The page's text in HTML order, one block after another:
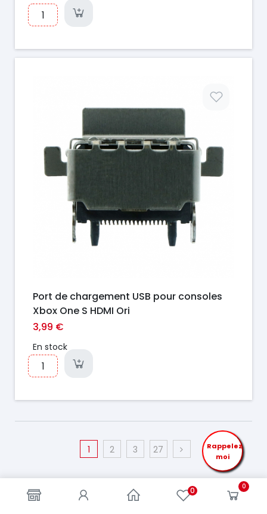
0 0
Port de chargement USB pour consoles
Xbox One S HDMI Ori
3,99 €
En stock
1 2 3 27
https://france-
Rappelez
moi